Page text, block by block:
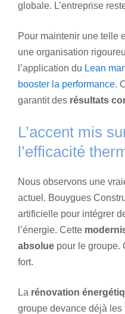
globale. L’entreprise
Pour maintenir une telle
une organisation
l’application du Lean
booster la performance.
garantit des résultats
L’accent mis
l’efficacité
Nous observons une
actuel. Bouygues
artificielle pour intégrer
l’énergie. Cette
absolue pour le groupe.
fort.
La rénovation
groupe devance déjà les